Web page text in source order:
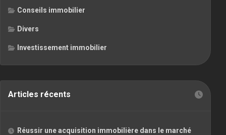
Conseils immobilier
Divers
Investissement immobilier
Articles récents
Réussir une acquisition immobilière dans le marché